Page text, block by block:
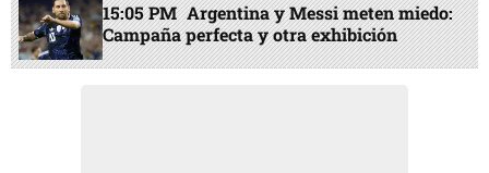
15:05 PM Argentina y Messi meten miedo:
Campaña perfecta y otra exhibición